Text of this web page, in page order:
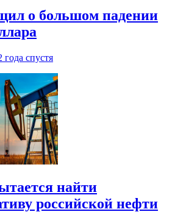
о большом падении
года спустя
найти
российской нефти